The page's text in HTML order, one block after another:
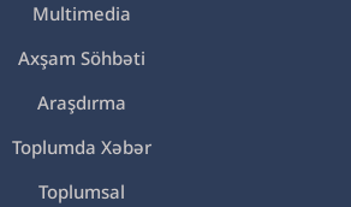
Multimedia
Axşam Söhbəti
Araşdırma
Toplumda Xəbər
Toplumsal